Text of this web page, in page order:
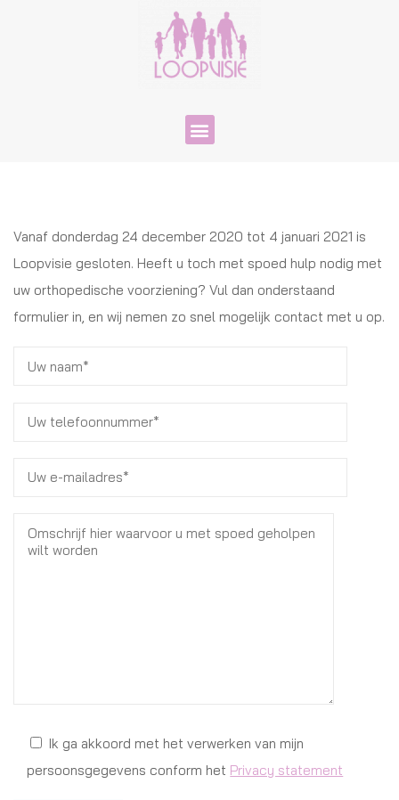
Vanaf donderdag 24 december 2020 tot 4 januari 2021 is
Loopvisie gesloten. Heeft u toch met spoed hulp nodig met
uw orthopedische voorziening? Vul dan onderstaand
formulier in, en wij nemen zo snel mogelijk contact met u op.
Ik ga akkoord met het verwerken van mijn
persoonsgegevens conform het Privacy statement